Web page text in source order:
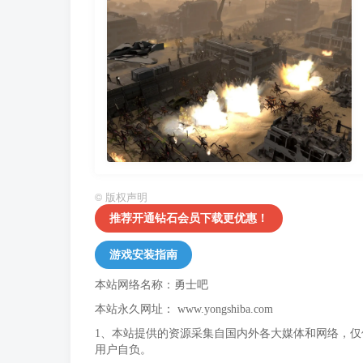
© 版权声明
推荐开通钻石会员下载更优惠！
游戏安装指南
本站网络名称：勇士吧
本站永久网址： www.yongshiba.com
1、本站提供的资源采集自国内外各大媒体和网络，
用户自负。